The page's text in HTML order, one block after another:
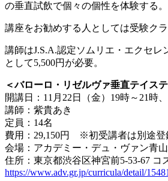
の垂直試飲で個々の個性を体験する。
講座をお勧めする人としては受験ク
講師はJ.S.A.認定ソムリエ・エクセ
として5,500円が必要。
＜バローロ・リゼルヴァ垂直テイス
開講日：11月22日（金）19時～21時
講師：紫貴あき
定員：14名
費用：29,150円 ※初受講者は別途登
会場：アカデミー・デュ・ヴァン青
住所：東京都渋谷区神宮前5-53-67 コ
https://www.adv.gr.jp/curricula/detail/15481